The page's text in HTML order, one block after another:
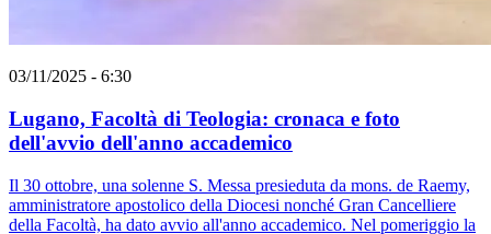
03/11/2025 - 6:30
Lugano, Facoltà di Teologia: cronaca e foto
dell'avvio dell'anno accademico
Il 30 ottobre, una solenne S. Messa presieduta da mons. de Raemy,
amministratore apostolico della Diocesi nonché Gran Cancelliere
della Facoltà, ha dato avvio all'anno accademico. Nel pomeriggio la